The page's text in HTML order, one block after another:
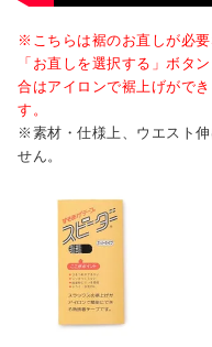
※こちらは裾のお直しが必
「お直しを選択する」ボタ
合はアイロンで裾上げがで
す。
※素材・仕様上、ウエスト
せん。